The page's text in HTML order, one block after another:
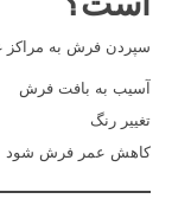
سپردن فرش به
آسیب به بافت فرش
تغییر رنگ
کاهش عمر فرش شود